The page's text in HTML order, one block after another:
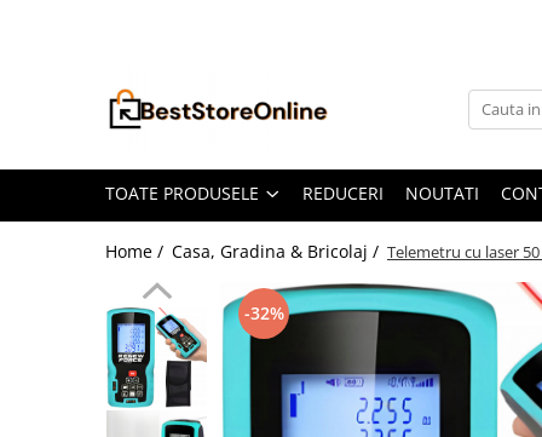
Accesorii aparate climatizare
Accesorii si Piese Aspiratoare
Aspiratoare Universale
iRobot Roomba
Karcher Parkside
Tefal Rowenta X-Force Flex
TOATE PRODUSELE REDUCERI NOUTATI
Home / Casa, Gradina & Bricolaj / Telemetru cu laser
-32%